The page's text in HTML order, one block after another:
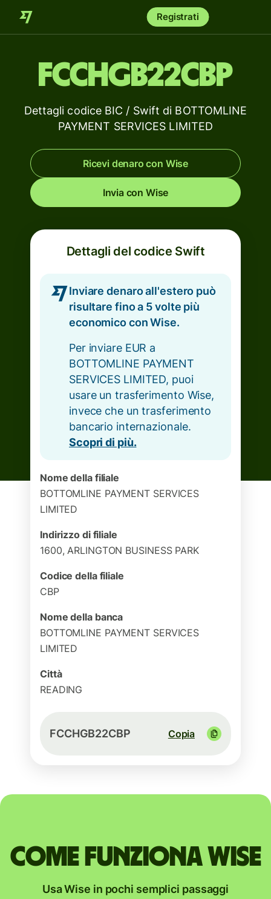
Registrati
FCCHGB22CBP
Dettagli codice BIC / Swift di BOTTOMLINE
PAYMENT SERVICES LIMITED
Ricevi denaro con Wise
Invia con Wise
Dettagli del codice Swift
Inviare denaro all'estero può
risultare fino a 5 volte più
economico con Wise.
Per inviare EUR a
BOTTOMLINE PAYMENT
SERVICES LIMITED, puoi
usare un trasferimento Wise,
invece che un trasferimento
bancario internazionale.
Scopri di più.
Nome della filiale
BOTTOMLINE PAYMENT SERVICES
LIMITED
Indirizzo di filiale
1600, ARLINGTON BUSINESS PARK
Codice della filiale
CBP
Nome della banca
BOTTOMLINE PAYMENT SERVICES
LIMITED
Città
READING
FCCHGB22CBP Copia
Come funziona Wise
Usa Wise in pochi semplici passaggi